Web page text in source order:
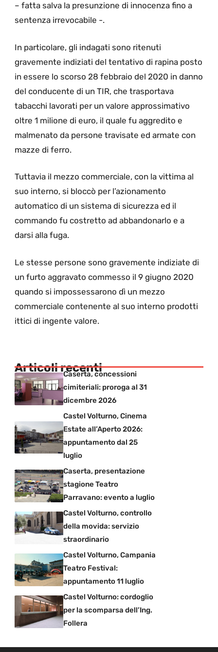
– fatta salva la presunzione di innocenza fino a
sentenza irrevocabile -.
In particolare, gli indagati sono ritenuti
gravemente indiziati del tentativo di rapina posto
in essere lo scorso 28 febbraio del 2020 in danno
del conducente di un TIR, che trasportava
tabacchi lavorati per un valore approssimativo
oltre 1 milione di euro, il quale fu aggredito e
malmenato da persone travisate ed armate con
mazze di ferro.
Tuttavia il mezzo commerciale, con la vittima al
suo interno, si bloccò per l’azionamento
automatico di un sistema di sicurezza ed il
commando fu costretto ad abbandonarlo e a
darsi alla fuga.
Le stesse persone sono gravemente indiziate di
un furto aggravato commesso il 9 giugno 2020
quando si impossessarono dì un mezzo
commerciale contenente al suo interno prodotti
ittici di ingente valore.
Articoli recenti
Caserta, concessioni
cimiteriali: proroga al 31
dicembre 2026
Castel Volturno, Cinema
Estate all’Aperto 2026:
appuntamento dal 25
luglio
Caserta, presentazione
stagione Teatro
Parravano: evento a luglio
Castel Volturno, controllo
della movida: servizio
straordinario
Castel Volturno, Campania
Teatro Festival:
appuntamento 11 luglio
Castel Volturno: cordoglio
per la scomparsa dell’Ing.
Follera